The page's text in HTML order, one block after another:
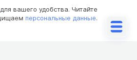
для вашего удобства. Читайте
персональные данные.